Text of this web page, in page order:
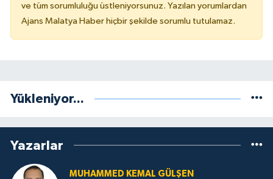
ve tüm sorumluluğu üstleniyorsunuz. Yazılan yorumlardan
Ajans Malatya Haber hiçbir şekilde sorumlu tutulamaz.
Yükleniyor...
Yazarlar
MUHAMMED KEMAL GÜLŞEN